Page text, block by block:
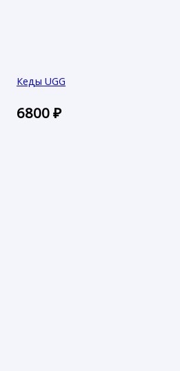
Кеды UGG
6800₽